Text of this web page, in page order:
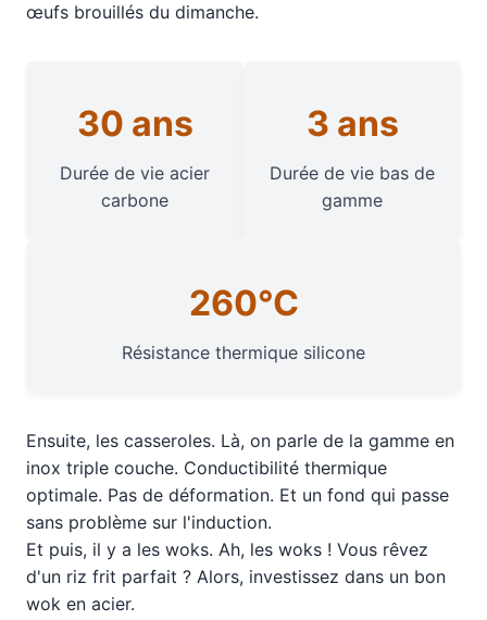
œufs brouillés du dimanche.
30 ans
Durée de vie acier
carbone
3 ans
Durée de vie bas de
gamme
260°C
Résistance thermique silicone
Ensuite, les casseroles. Là, on parle de la gamme en
inox triple couche. Conductibilité thermique
optimale. Pas de déformation. Et un fond qui passe
sans problème sur l'induction.
Et puis, il y a les woks. Ah, les woks ! Vous rêvez
d'un riz frit parfait ? Alors, investissez dans un bon
wok en acier.